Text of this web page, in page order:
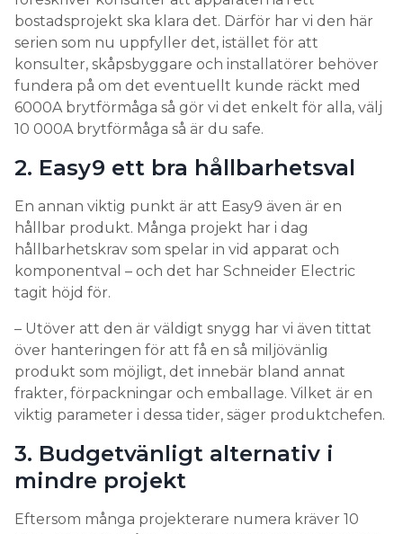
fundera på om det eventuellt kunde räckt med
6000A brytförmåga så gör vi det enkelt för alla, välj
10 000A brytförmåga så är du safe.
2. Easy9 ett bra hållbarhetsval
En annan viktig punkt är att Easy9 även är en
hållbarhetskrav som spelar in vid apparat och
tagit höjd för.
– Utöver att den är väldigt snygg har vi även tittat
över hanteringen för att få en så miljövänlig
produkt som möjligt, det innebär bland annat
viktig parameter i dessa tider, säger produktchefen.
3. Budgetvänligt alternativ i
mindre projekt
Eftersom många projekterare numera kräver 10
000 A i brytförmåga, har installatörer tvingats välja
dyrare brytare. Det vill Schneider nu ändra på med